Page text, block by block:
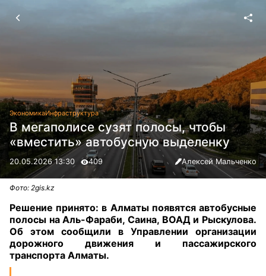
ЭкономикаИнфраструктура
В мегаполисе сузят полосы, чтобы
«вместить» автобусную выделенку
20.05.2026 13:30 409 Алексей Мальченко
Фото: 2gis.kz
Решение принято: в Алматы появятся автобусные
полосы на Аль-Фараби, Саина, ВОАД и Рыскулова.
Об этом сообщили в Управлении организации
дорожного движения и пассажирского
транспорта Алматы.